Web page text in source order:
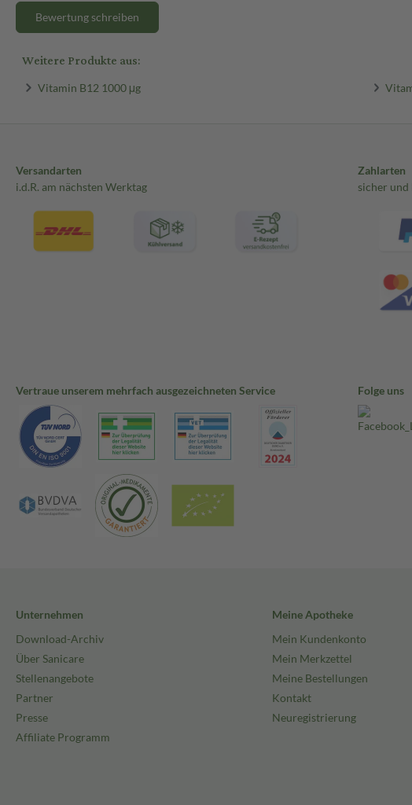
Bewertung schreiben
Weitere Produkte aus:
Vitamin B12 1000 μg
Versandarten
i.d.R. am nächsten Werktag
Zahlarten
sicher und
Vertraue unserem mehrfach ausgezeichneten Service Folge uns
Unternehmen
Download-Archiv
Über Sanicare
Stellenangebote
Partner
Presse
Affiliate Programm
Meine Apotheke
Mein Kundenkonto
Mein Merkzettel
Meine Bestellungen
Kontakt
Neuregistrierung